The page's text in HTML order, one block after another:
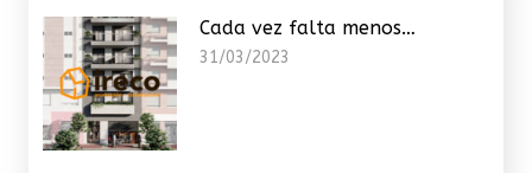
Cada vez falta menos…
31/03/2023